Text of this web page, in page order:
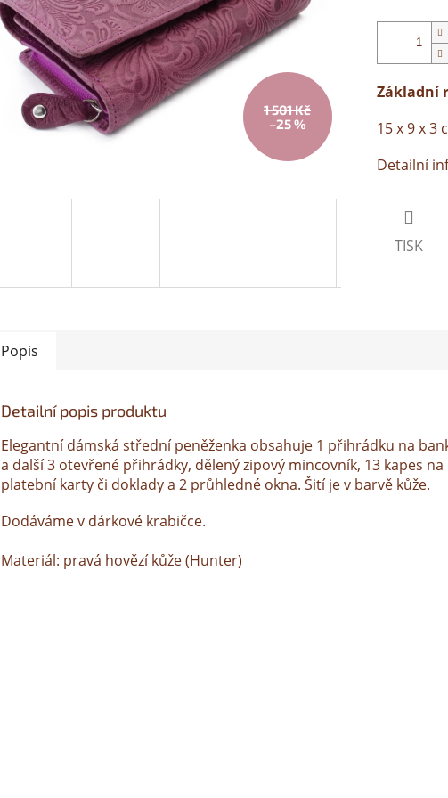
1 501 Kč
–25 %
Základní
15 x 9 x 3
Detailní
TISK
Popis
Detailní popis produktu
Elegantní dámská střední peněženka obsahuje 1 přihrádku na
a další 3 otevřené přihrádky, dělený zipový mincovník, 13 kapes na
platební karty či doklady a 2 průhledné okna. Šití je v barvě kůže.
Dodáváme v dárkové krabičce.
Materiál: pravá hovězí kůže (Hunter)